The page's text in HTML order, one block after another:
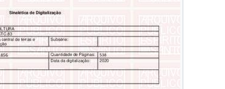
- Registro de Títulos Definitivos., 1886 - 1888
- Registro de Títulos Definitivos., 1888 - 1890
- Registro de Títulos Definitivos., 1890 - 1892
- Registro de Títulos Definitivos., 1890 - 1892
- Registro de Títulos Definitivos., 1890 - 1893
- Registro de Títulos provisórios da ex-